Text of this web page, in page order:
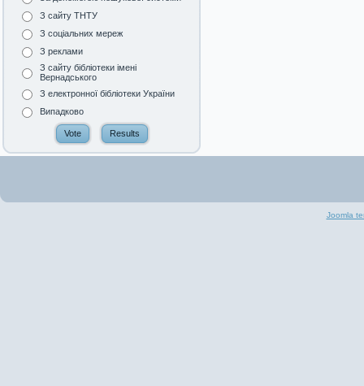
З сайту ТНТУ
З соціальних мереж
З реклами
З сайту бібліотеки імені
Вернадського
З електронної бібліотеки України
Випадково
Joomla